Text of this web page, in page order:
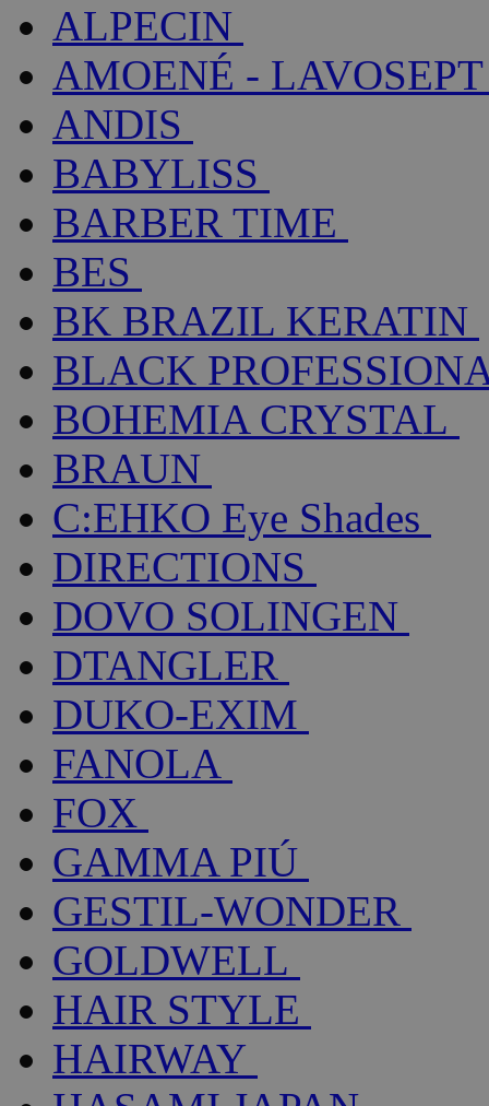
ALPECIN
AMOENÉ - LAVOSEPT
ANDIS
BABYLISS
BARBER TIME
BES
BK BRAZIL KERATIN
BLACK
BOHEMIA CRYSTAL
BRAUN
C:EHKO Eye Shades
DIRECTIONS
DOVO SOLINGEN
DTANGLER
DUKO-EXIM
FANOLA
FOX
GAMMA PIÚ
GESTIL-WONDER
GOLDWELL
HAIR STYLE
HAIRWAY